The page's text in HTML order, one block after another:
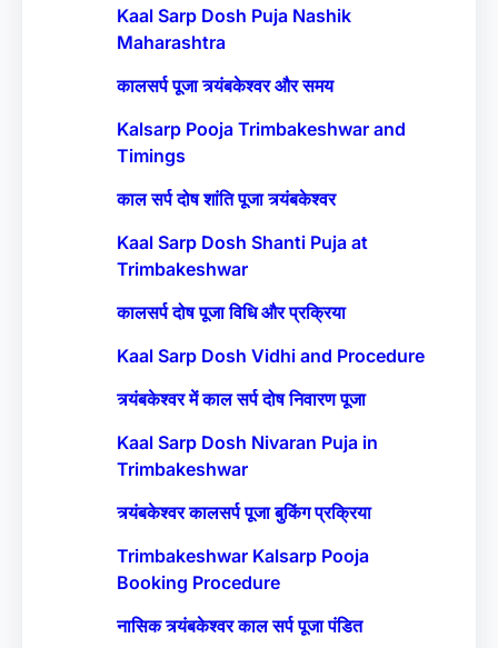
Kaal Sarp Dosh Puja Nashik
Maharashtra
कालसर्प पूजा त्र्यंबकेश्वर और समय
Kalsarp Pooja Trimbakeshwar and
Timings
काल सर्प दोष शांति पूजा त्र्यंबकेश्वर
Kaal Sarp Dosh Shanti Puja at
Trimbakeshwar
कालसर्प दोष पूजा विधि और प्रक्रिया
Kaal Sarp Dosh Vidhi and Procedure
त्र्यंबकेश्वर में काल सर्प दोष निवारण पूजा
Kaal Sarp Dosh Nivaran Puja in
Trimbakeshwar
त्र्यंबकेश्वर कालसर्प पूजा बुकिंग प्रक्रिया
Trimbakeshwar Kalsarp Pooja
Booking Procedure
नासिक त्र्यंबकेश्वर काल सर्प पूजा पंडित